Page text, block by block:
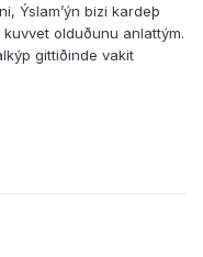
Ýslam’ýn bizi kardeþ
olduðunu anlattým.
gittiðinde vakit